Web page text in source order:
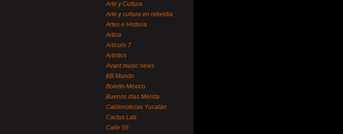
Arte y Cultura
Arte y cultura en rebeldía
Artes e Historia
Artica
Artículo 7
Artistics
Avant music news
BB Mundo
Boletín México
Buenos días Mérida
Cablenoticias Yucatán
Cactus Lab
Calle 55